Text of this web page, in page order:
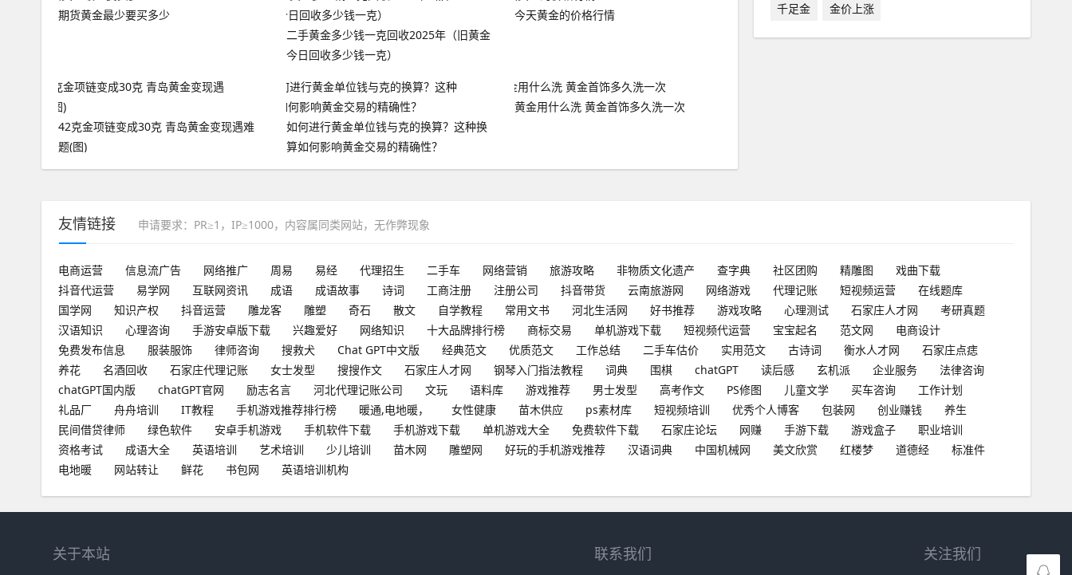
期货黄金最少要买多少
二手黄金多少钱一克回收2025年（旧黄金
今日回收多少钱一克）
今天黄金的价格行情
42克金项链变成30克 青岛黄金变现遇难
题(图)
如何进行黄金单位钱与克的换算？这种换
算如何影响黄金交易的精确性？
黄金用什么洗 黄金首饰多久洗一次
千足金
金价上涨
友情链接 申请要求：PR≥1，IP≥1000，内容属同类网站，无作弊现象
电商运营 信息流广告 网络推广 周易 易经 代理招生 二手车 网络营销 旅游攻略 非物质文化遗产 查字典 社区团购 精雕图
戏曲下载
抖音代运营
易学网 互联网资讯 成语 成语故事 诗词 工商注册 注册公司 抖音带货 云南旅游网 网络游戏 代理记账 短视频运营
在线题库
国学网
知识产权 抖音运营 雕龙客 雕塑 奇石 散文 自学教程 常用文书 河北生活网 好书推荐 游戏攻略 心理测试 石家庄人才网
考研真题
汉语知识
心理咨询 手游安卓版下载 兴趣爱好 网络知识 十大品牌排行榜 商标交易 单机游戏下载 短视频代运营 宝宝起名 范文网
电商设计
免费发布信息
服装服饰 律师咨询 搜救犬 Chat GPT中文版 经典范文 优质范文 工作总结 二手车估价 实用范文 古诗词 衡水人才网
石家庄点痣
养花
名酒回收 石家庄代理记账 女士发型 搜搜作文 石家庄人才网 钢琴入门指法教程 词典 围棋 chatGPT 读后感 玄机派 企业服务
法律咨询
chatGPT国内版
chatGPT官网 励志名言 河北代理记账公司 文玩 语料库 游戏推荐 男士发型 高考作文 PS修图 儿童文学 买车咨询
工作计划
礼品厂
舟舟培训 IT教程 手机游戏推荐排行榜 暖通,电地暖， 女性健康 苗木供应 ps素材库 短视频培训 优秀个人博客 包装网 创业赚钱
养生
民间借贷律师
绿色软件 安卓手机游戏 手机软件下载 手机游戏下载 单机游戏大全 免费软件下载 石家庄论坛 网赚 手游下载 游戏盒子
职业培训
资格考试
成语大全 英语培训 艺术培训 少儿培训 苗木网 雕塑网 好玩的手机游戏推荐 汉语词典 中国机械网 美文欣赏 红楼梦 道德经
标准件
电地暖
网站转让 鲜花 书包网 英语培训机构
关于本站 联系我们 关注我们